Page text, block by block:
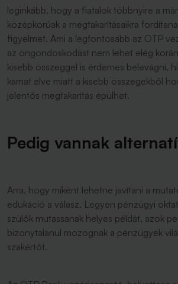
leginkább, hogy a fiatalok többnyire a
középkorúak a megtakarításaikra
figyelmet. Ami a legfontosabb az OTP
az öngondoskodást nem lehet elég
kisebb összeggel is érdemes belevágni,
kamat elve miatt a kisebb összegekből
jelentős megtakarítás épülhet.
Pedig vannak
Arra, hogy miként lehetne javítani a
edukáció a válasz. Legyen pénzügyi
szülők mutassanak helyes példát, azok
bizonytalanul mozognak a pénzügyek
szakértőt.